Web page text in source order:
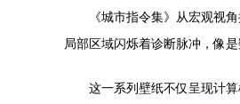
《城市指令集》从宏观视
局部区域闪烁着诊断脉冲，像
这一系列壁纸不仅呈现计